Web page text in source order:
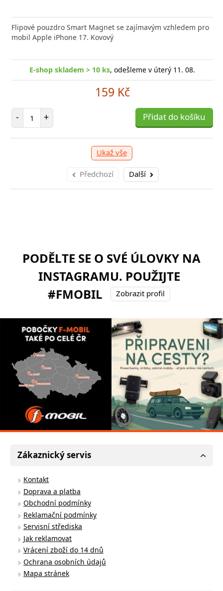
Flipové pouzdro Smart Magnet se zajímavým vzhledem pro
mobil Apple iPhone 17. Kovový
E-shop skladem > 10 ks, odešleme v úterý 11. 08.
159 Kč
- Počet položek
+ Přidat do košíku
Ukaž vše
Předchozí Další
FIXED zajistí rychlé a bezpečné nabíjení
moderního smartphonu,
skladem > 10 ks, odešleme v úterý 11. 08.
položek
+ Přidat do košíku -
PODĚLTE SE O SVÉ ÚLOVKY NA
INSTAGRAMU. POUŽIJTE
#FMOBIL
Zobrazit profil
Zákaznický servis
Kontakt
Doprava a platba
Obchodní podmínky
Reklamační podmínky
Servisní střediska
Jak reklamovat
Vrácení zboží do 14 dnů
Ochrana osobních údajů
Mapa stránek